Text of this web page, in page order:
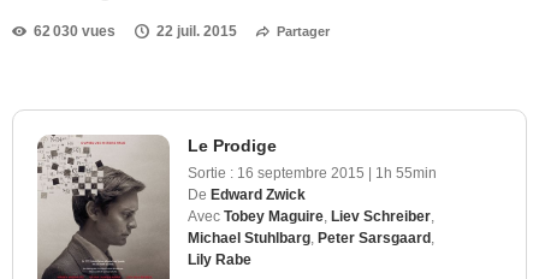
62 030 vues 22 juil. 2015 Partager
Le Prodige
Sortie : 16 septembre 2015 | 1h 55min
De Edward Zwick
Avec Tobey Maguire Liev Schreiber
Michael Stuhlbarg Peter Sarsgaard
Lily Rabe